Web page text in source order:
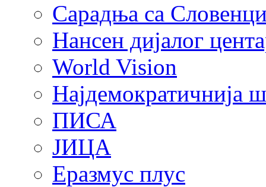
Сарадња са
Нансен дијалог
World Vision
Најдемократичнија
ПИСА
ЈИЦА
Еразмус плус